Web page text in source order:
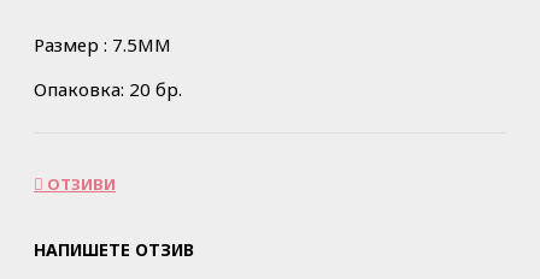
Размер : 7.5MM
Опаковка: 20 бр.
ОТЗИВИ
НАПИШЕТЕ ОТЗИВ